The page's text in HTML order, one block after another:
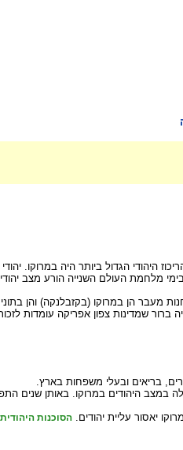
היהודי הגדול ביותר היה במרוקו.
העולם השנייה הורע מצב יהודי
בשנים 1951-1948 עלו לארץ כארבעים אלף
מן הארץ וההרעה שחלה במצב היהודים
הסוכנות היהודית